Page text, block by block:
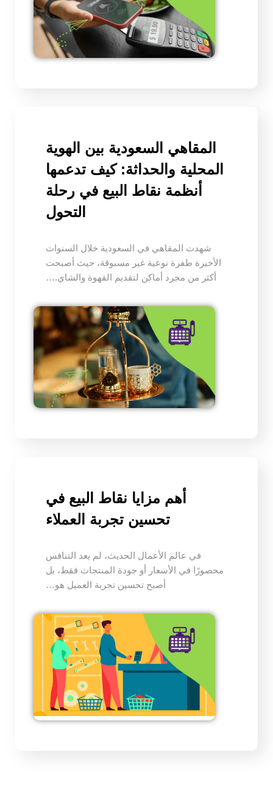
المقاهي السعودية بين الهوية
المحلية والحداثة: كيف تدعمها
أنظمة نقاط البيع في رحلة
التحول
شهدت المقاهي في السعودية خلال السنوات
الأخيرة طفرة نوعية غير مسبوقة، حيث أصبحت
أكثر من مجرد أماكن لتقديم القهوة والشاي.…
أهم مزايا نقاط البيع في
تحسين تجربة العملاء
في عالم الأعمال الحديث، لم يعد التنافس
محصورًا في الأسعار أو جودة المنتجات فقط، بل
أصبح تحسين تجربة العميل هو…